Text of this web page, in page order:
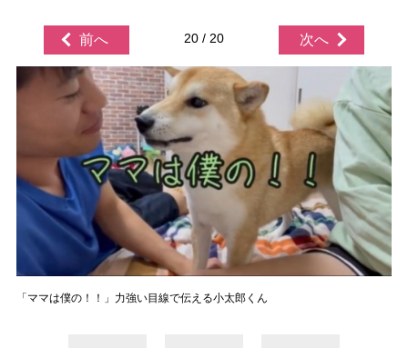
前へ 20 / 20 次へ
「ママは僕の！！」力強い目線で伝える小太郎くん